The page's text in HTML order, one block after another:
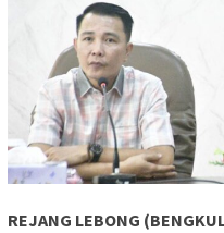
REJANG LEBONG